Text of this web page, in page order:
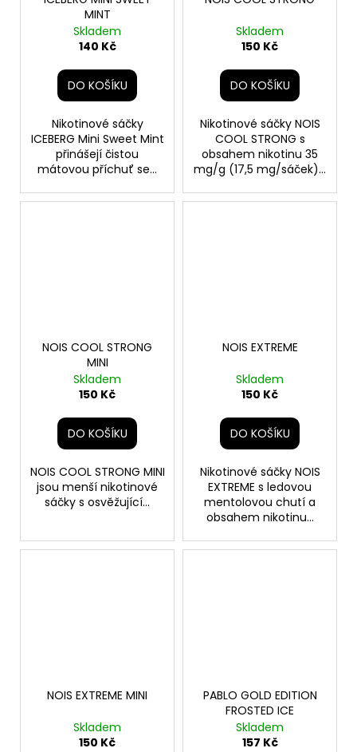
MINT
Skladem
140 Kč
DO KOŠÍKU
Nikotinové sáčky
ICEBERG Mini Sweet Mint
přinášejí čistou
mátovou příchuť se...
Skladem
150 Kč
DO KOŠÍKU
Nikotinové sáčky NOIS
COOL STRONG s
obsahem nikotinu 35
mg/g (17,5 mg/sáček)...
NOIS COOL STRONG
MINI
Skladem
150 Kč
DO KOŠÍKU
NOIS COOL STRONG MINI
jsou menší nikotinové
sáčky s osvěžující...
NOIS EXTREME
Skladem
150 Kč
DO KOŠÍKU
Nikotinové sáčky NOIS
EXTREME s ledovou
mentolovou chutí a
obsahem nikotinu...
NOIS EXTREME MINI
Skladem
150 Kč
PABLO GOLD EDITION
FROSTED ICE
Skladem
157 Kč